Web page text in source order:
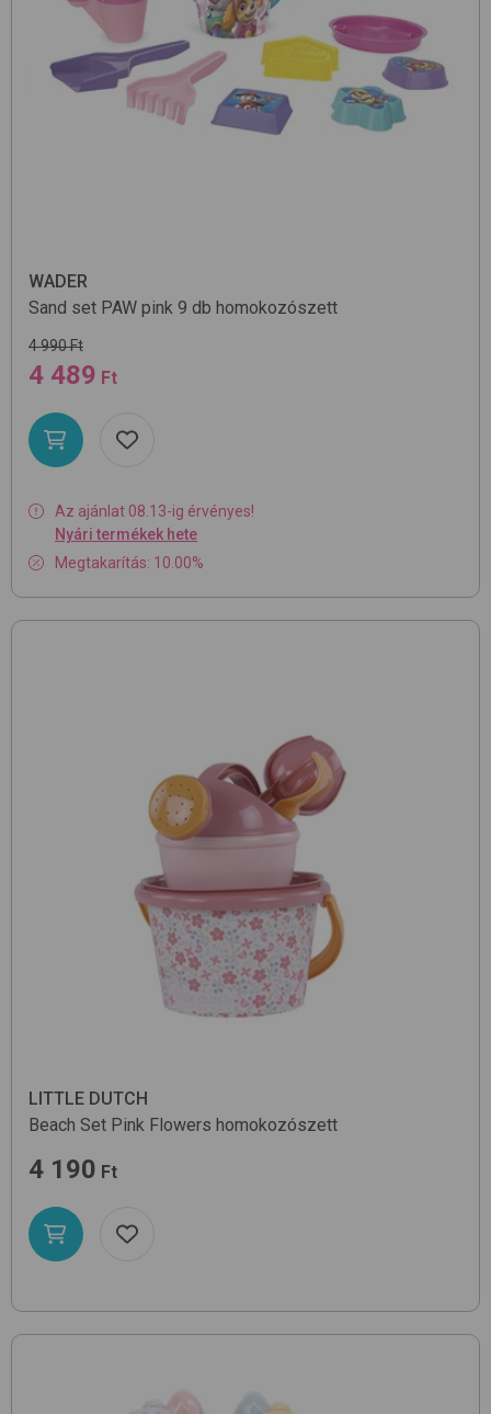
WADER
Sand set PAW pink 9 db homokozószett
4 990 Ft
4 489 Ft
Az ajánlat 08.13-ig érvényes!
Nyári termékek hete
Megtakarítás: 10.00%
LITTLE DUTCH
Beach Set Pink Flowers homokozószett
4 190 Ft